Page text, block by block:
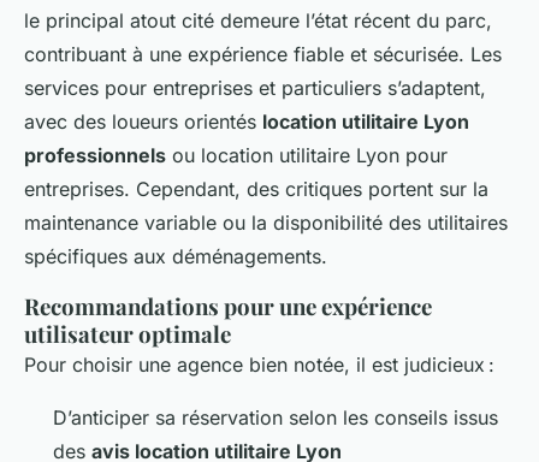
le principal atout cité demeure l’état récent du parc,
contribuant à une expérience fiable et sécurisée. Les
services pour entreprises et particuliers s’adaptent,
avec des loueurs orientés location utilitaire Lyon
professionnels ou location utilitaire Lyon pour
entreprises. Cependant, des critiques portent sur la
maintenance variable ou la disponibilité des utilitaires
spécifiques aux déménagements.
Recommandations pour une expérience
utilisateur optimale
Pour choisir une agence bien notée, il est judicieux :
D’anticiper sa réservation selon les conseils issus
des avis location utilitaire Lyon